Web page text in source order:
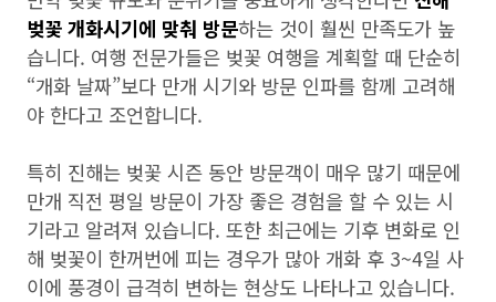
벚꽃 개화시기에 맞춰 방문하는 것이 훨씬 만족도가 높
습니다. 여행 전문가들은 벚꽃 여행을 계획할 때 단순히
“개화 날짜”보다 만개 시기와 방문 인파를 함께 고려해
야 한다고 조언합니다.
특히 진해는 벚꽃 시즌 동안 방문객이 매우 많기 때문에
만개 직전 평일 방문이 가장 좋은 경험을 할 수 있는 시
기라고 알려져 있습니다. 또한 최근에는 기후 변화로 인
해 벚꽃이 한꺼번에 피는 경우가 많아 개화 후 3~4일 사
이에 풍경이 급격히 변하는 현상도 나타나고 있습니다.